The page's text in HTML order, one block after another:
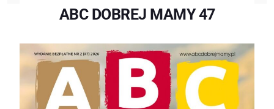
ABC DOBREJ MAMY 47